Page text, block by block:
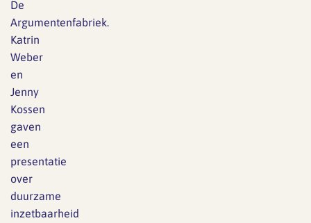
De
Argumentenfabriek.
Katrin
Weber
en
Jenny
Kossen
gaven
een
presentatie
over
duurzame
inzetbaarheid